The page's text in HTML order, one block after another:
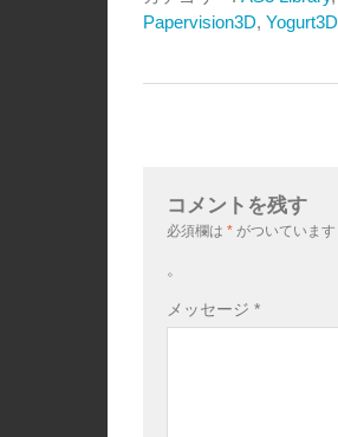
Papervision3D, Yogurt3D
コメントを残す
必須欄は * がついています
。
メッセージ *